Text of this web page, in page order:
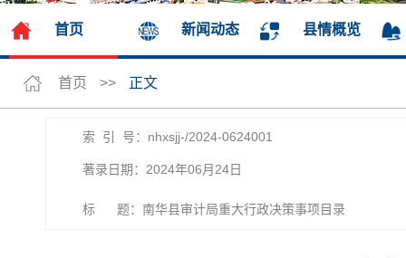
首页 新闻动态 县情概览
首页 >> 正文
索 引 号：nhxsjj-/2024-0624001
著录日期：2024年06月24日
标 题：南华县审计局重大行政决策事项目录